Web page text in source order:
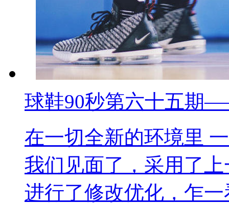
球鞋90秒第六十五期
在一切全新的环境里
我们见面了，采用了
进行了修改优化，乍